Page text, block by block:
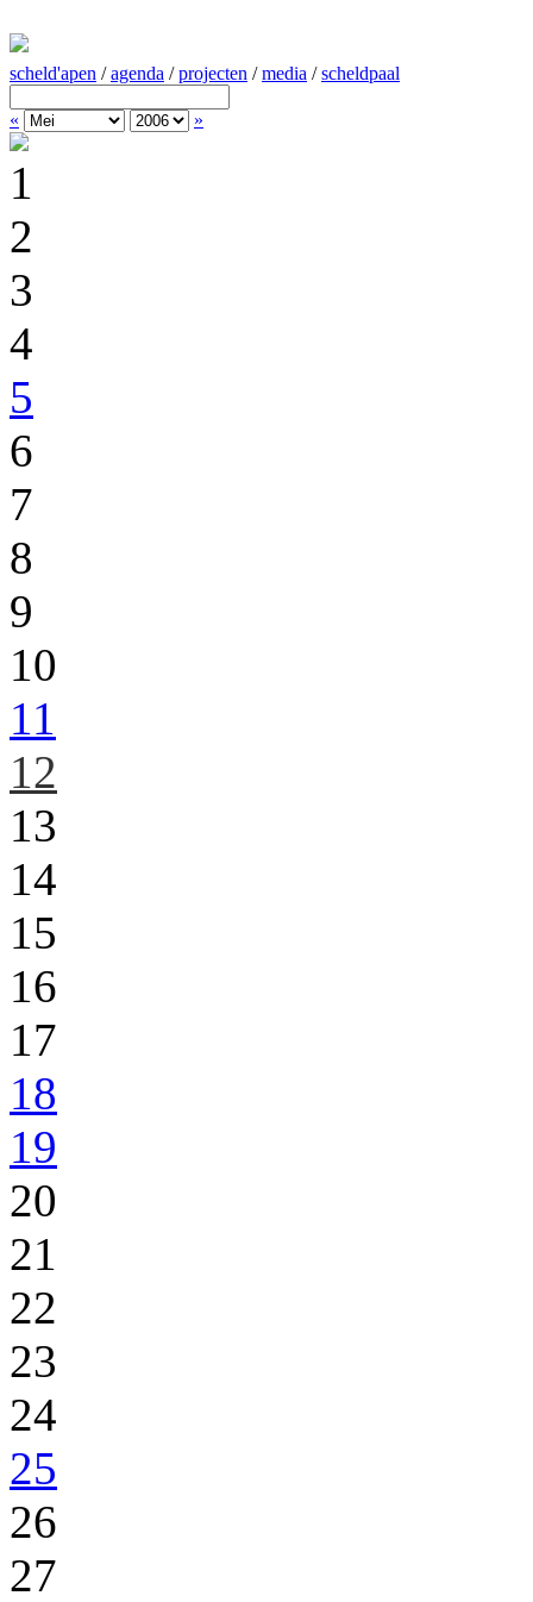
scheld'apen /agenda /projecten /media /scheldpaal
« »
1
2
3
4
5
6
7
8
9
10
11
12
13
14
15
16
17
18
19
20
21
22
23
24
25
26
27